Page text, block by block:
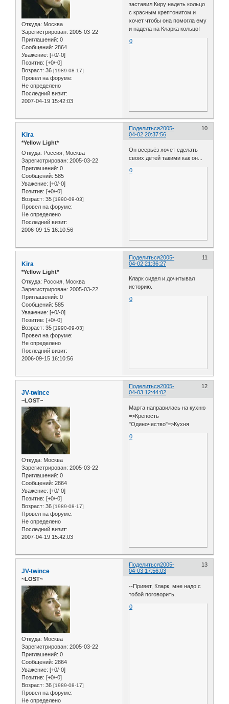
Откуда: Москва
Зарегистрирован: 2005-03-22
Приглашений: 0
Сообщений: 2864
Уважение: [+0/-0]
Позитив: [+0/-0]
Возраст: 36 [1989-08-17]
Провел на форуме:
Не определено
Последний визит:
2007-04-19 15:42:03
заставил Киру надеть кольцо
с красным крептонитом и
хочет чтобы она помогла ему
и надела на Кларка кольцо!
0
Поделиться 10
2005-
04-02 20:37:56
Kira
*Yellow Light*
Откуда: Россия, Москва
Зарегистрирован: 2005-03-22
Приглашений: 0
Сообщений: 585
Уважение: [+0/-0]
Позитив: [+0/-0]
Возраст: 35 [1990-09-03]
Провел на форуме:
Не определено
Последний визит:
2006-09-15 16:10:56
Он всерьёз хочет сделать
своих детей такими как он...
0
Поделиться 11
2005-
04-02 21:36:27
Kira
*Yellow Light*
Откуда: Россия, Москва
Зарегистрирован: 2005-03-22
Приглашений: 0
Сообщений: 585
Уважение: [+0/-0]
Позитив: [+0/-0]
Возраст: 35 [1990-09-03]
Провел на форуме:
Не определено
Последний визит:
2006-09-15 16:10:56
Кларк сидел и дочитывал
историю.
0
Поделиться 12
2005-
04-03 12:44:02
JV-twince
~LOST~
Откуда: Москва
Зарегистрирован: 2005-03-22
Приглашений: 0
Сообщений: 2864
Уважение: [+0/-0]
Позитив: [+0/-0]
Возраст: 36 [1989-08-17]
Провел на форуме:
Не определено
Последний визит:
2007-04-19 15:42:03
Марта направилась на кухню
=>Крепость
"Одиночество"=>Кухня
0
Поделиться 13
2005-
04-03 17:56:03
JV-twince
~LOST~
Откуда: Москва
Зарегистрирован: 2005-03-22
Приглашений: 0
Сообщений: 2864
Уважение: [+0/-0]
Позитив: [+0/-0]
Возраст: 36 [1989-08-17]
Провел на форуме:
Не определено
--Привет, Кларк, мне надо с
тобой поговорить.
0